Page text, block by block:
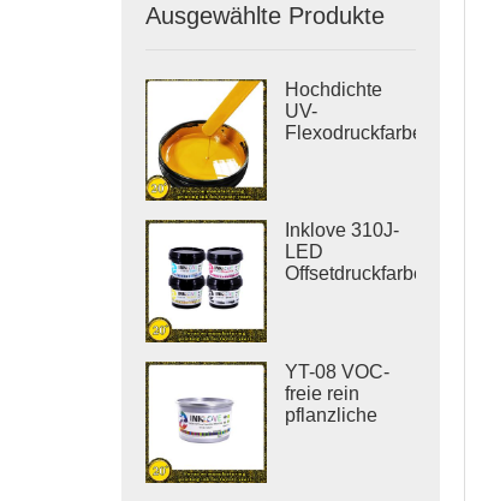
Ausgewählte Produkte
Hochdichte
UV-
Flexodruckfarbe
Inklove 310J-
LED
Offsetdruckfarbe
YT-08 VOC-
freie rein
pflanzliche